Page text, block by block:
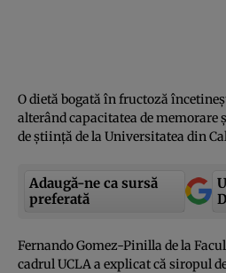
O dietă bogată în fructoză
alterând capacitatea de
de ştiinţă de la Universitatea din
Adaugă-ne ca sursă
preferată
Fernando Gomez-Pinilla de la
cadrul UCLA a explicat că siropul